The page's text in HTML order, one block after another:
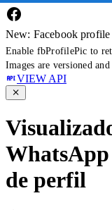
New: Facebook profile
Enable fbProfilePic to
Images are versioned
VIEW API
de perfil